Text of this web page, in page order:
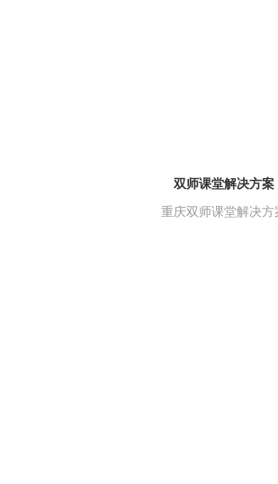
双师课堂解决方案
重庆双师课堂解决方